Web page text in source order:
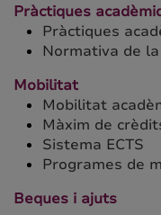
Pràctiques
Pràctiques
Normativa de
Mobilitat
Mobilitat
Màxim de
Sistema ECTS
Programes de
Beques i ajuts